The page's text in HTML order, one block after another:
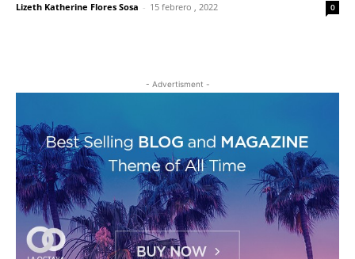
Lizeth Katherine Flores Sosa - 15 febrero , 2022 0
- Advertisment -